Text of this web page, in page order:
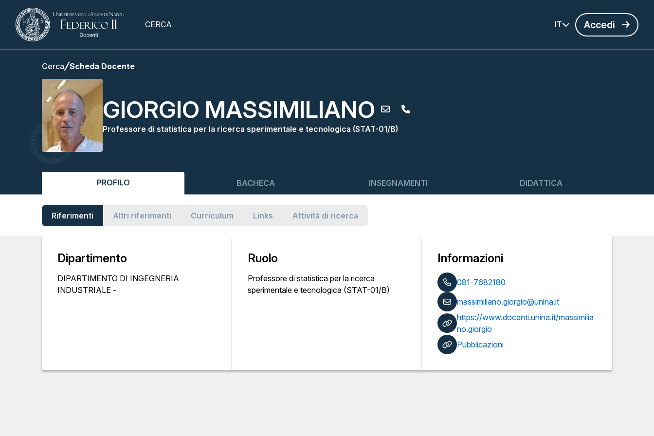
CERCA IT Accedi
Cerca Scheda Docente
GIORGIO MASSIMILIANO
Professore di statistica per la ricerca sperimentale e tecnologica (STAT-01/B)
PROFILO BACHECA INSEGNAMENTI DIDATTICA
Riferimenti Altri riferimenti Curriculum Links Attività di ricerca
Dipartimento
DIPARTIMENTO DI INGEGNERIA
INDUSTRIALE -
Ruolo
Professore di statistica per la ricerca
sperimentale e tecnologica (STAT-01/B)
Informazioni
081-7682180
massimiliano.giorgio@unina.it
https://www.docenti.unina.it/massimilia
no.giorgio
Pubblicazioni